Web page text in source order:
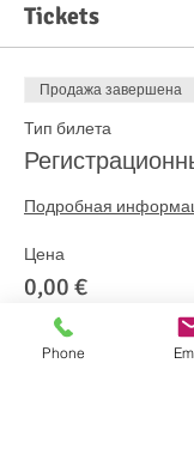
Tickets
Продажа завершена
Тип билета
Подробная
Цена
0,00 €
Phone